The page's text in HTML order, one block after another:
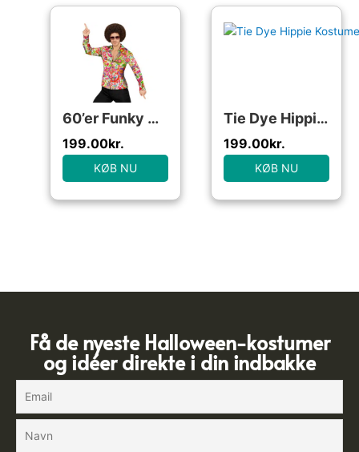
60’er Funky Hippieskjorte
199.00kr.
KØB NU
Tie Dye Hippie Kostume
199.00kr.
KØB NU
Få de nyeste Halloween-kostumer
og idéer direkte i din indbakke